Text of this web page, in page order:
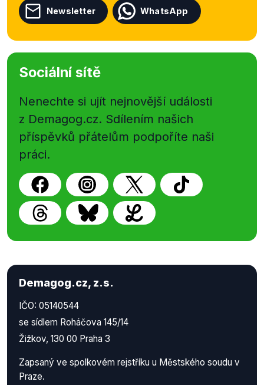
Newsletter WhatsApp
Sociální sítě
Nenechte si ujít nejnovější události
z Demagog.cz. Sdílením našich
příspěvků přátelům podpoříte naši
práci.
Demagog.cz, z.s.
IČO: 05140544
se sídlem Roháčova 145/14
Žižkov, 130 00 Praha 3
Zapsaný ve spolkovém rejstříku u Městského soudu v
Praze.